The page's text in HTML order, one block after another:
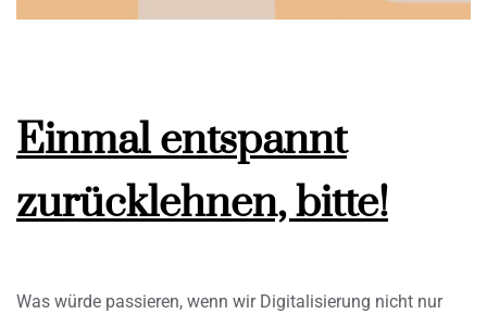
Einmal entspannt
zurücklehnen, bitte!
Was würde passieren, wenn wir Digitalisierung nicht nur